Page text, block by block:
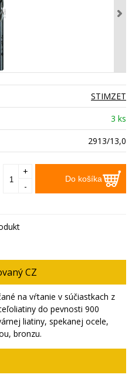
STIMZET
3 ks
2913/13,0
Do košíka
+
-
CZ
na vŕtanie v súčiastkach z
do pevnosti 900
liatiny, spekanej ocele,
bronzu.